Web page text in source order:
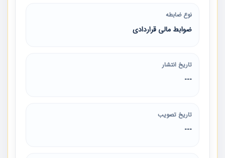
نوع ضابطه
ضوابط مالی قراردادی
تاریخ انتشار
---
تاریخ تصویب
---